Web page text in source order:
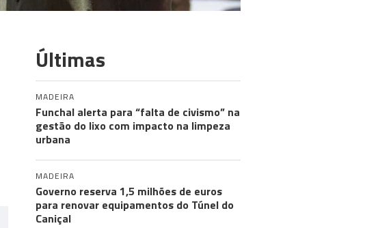
Últimas
MADEIRA
Funchal alerta para “falta de civismo” na
gestão do lixo com impacto na limpeza
urbana
MADEIRA
Governo reserva 1,5 milhões de euros
para renovar equipamentos do Túnel do
Caniçal